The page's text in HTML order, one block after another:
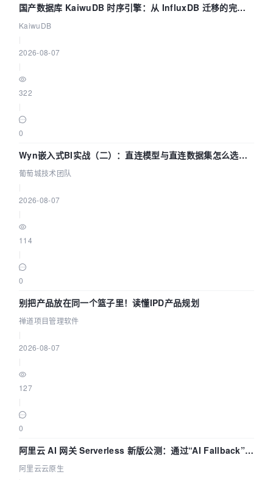
国产数据库 KaiwuDB 时序引擎：从 InfluxDB 迁移的完整
技术路径
KaiwuDB
2026-08-07
322
0
Wyn嵌入式BI实战（二）：直连模型与直连数据集怎么选，
参数为什么不生效？| 葡萄城技术团队
葡萄城技术团队
2026-08-07
114
0
别把产品放在同一个篮子里！读懂IPD产品规划
禅道项目管理软件
2026-08-07
127
0
阿里云 AI 网关 Serverless 新版公测：通过“AI Fallback”与
拓扑可视化构建 AI 流量治理底座
阿里云云原生